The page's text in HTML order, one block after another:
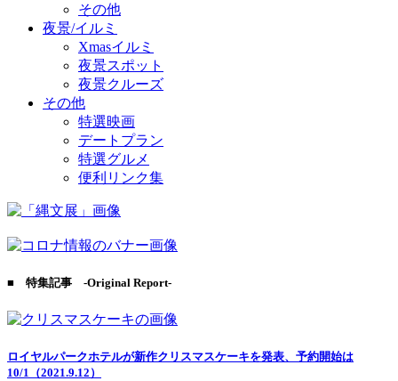
その他
夜景/イルミ
Xmasイルミ
夜景スポット
夜景クルーズ
その他
特選映画
デートプラン
特選グルメ
便利リンク集
■ 特集記事 -Original Report-
ロイヤルパークホテルが新作クリスマスケーキを発表、予約開始は
10/1（2021.9.12）